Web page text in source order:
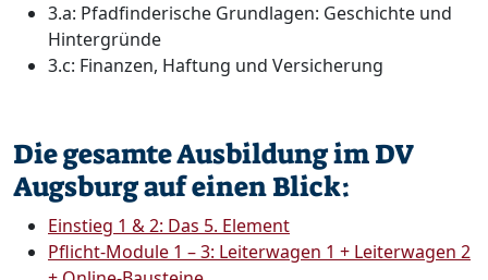
3.a: Pfadfinderische Grundlagen: Geschichte und
Hintergründe
3.c: Finanzen, Haftung und Versicherung
Die gesamte Ausbildung im DV
Augsburg auf einen Blick:
Einstieg 1 & 2: Das 5. Element
Pflicht-Module 1 – 3: Leiterwagen 1 + Leiterwagen 2